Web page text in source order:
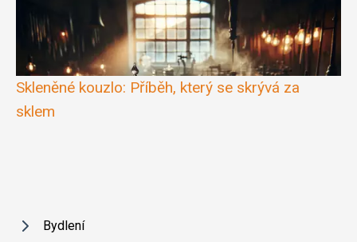
Skleněné kouzlo: Příběh, který se skrývá za
sklem
Bydlení